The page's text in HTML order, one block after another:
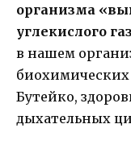
организма
углекислого
в нашем
Бутейко,
дыхательных